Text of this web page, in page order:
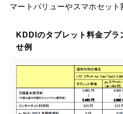
マートバリューやスマホセット
KDDIのタブレット料金プラ
せ例